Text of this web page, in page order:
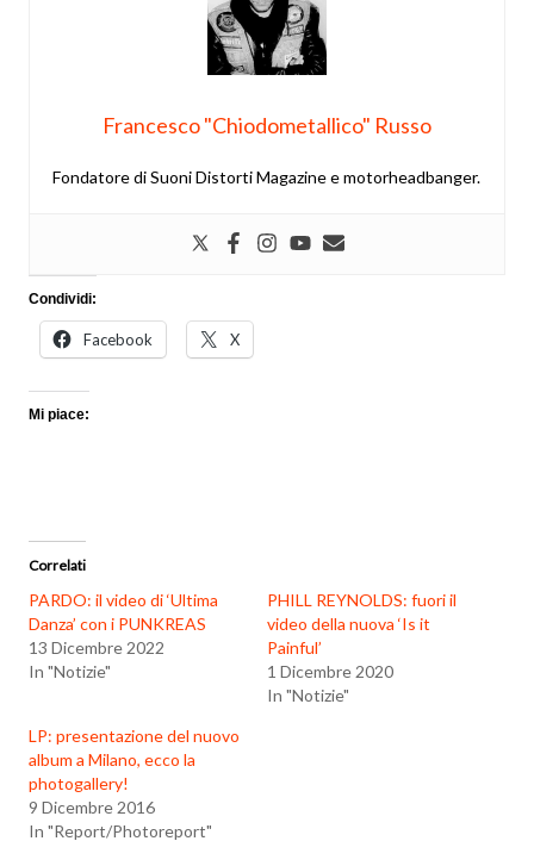
Francesco "Chiodometallico" Russo
Fondatore di Suoni Distorti Magazine e motorheadbanger.
Condividi:
Facebook X
Mi piace:
Correlati
PARDO: il video di ‘Ultima
Danza’ con i PUNKREAS
13 Dicembre 2022
In "Notizie"
PHILL REYNOLDS: fuori il
video della nuova ‘Is it
Painful’
1 Dicembre 2020
In "Notizie"
LP: presentazione del nuovo
album a Milano, ecco la
photogallery!
9 Dicembre 2016
In "Report/Photoreport"